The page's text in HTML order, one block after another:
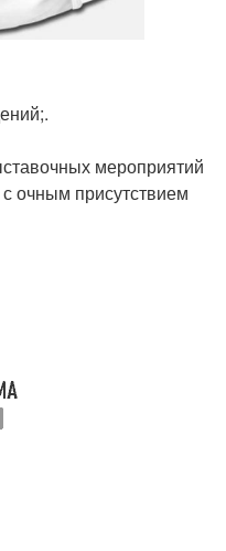
мероприятий
очным присутствием